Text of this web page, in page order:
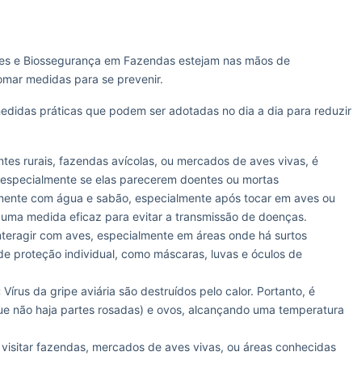
e Biossegurança em Fazendas estejam nas mãos de
medidas para se prevenir.
práticas que podem ser adotadas no dia a dia para reduzir
rurais, fazendas avícolas, ou mercados de aves vivas, é
se elas parecerem doentes ou mortas
com água e sabão, especialmente após tocar em aves ou
medida eficaz para evitar a transmissão de doenças.
com aves, especialmente em áreas onde há surtos
proteção individual, como máscaras, luvas e óculos de
Vírus da gripe aviária são destruídos pelo calor. Portanto, é
não haja partes rosadas) e ovos, alcançando uma temperatura
fazendas, mercados de aves vivas, ou áreas conhecidas